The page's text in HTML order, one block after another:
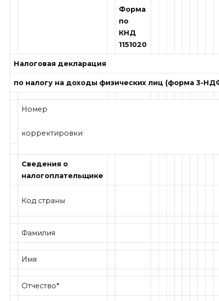
Форма
по
КНД
1151020
Налоговая декларация
по налогу на доходы физических лиц (форма 3-
Номер
корректировки
Сведения о
налогоплательщике
Код страны
Фамилия
Имя
Отчество*